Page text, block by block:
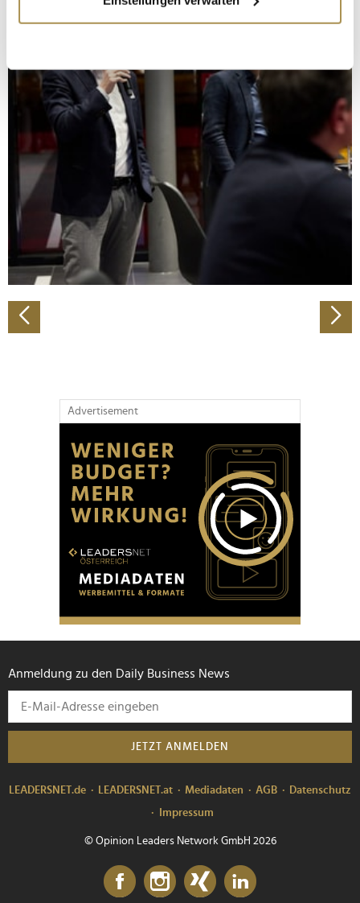
Informationen über Ihre geografische Lage
erfassen, welche bis auf einige Meter genau sein
bestimmten Merkmalen (Fingerprinting) identifizieren
Erfahren Sie mehr darüber, wie Ihre persönlichen Daten
verarbeitet werden, und legen Sie Ihre Präferenzen im
Abschnitt Einzelheiten
fest.
Wir verwenden Cookies, um Inhalte und Anzeigen zu
personalisieren, Funktionen für soziale Medien anbieten
zu können und die Zugriffe auf unsere Website zu
analysieren. Außerdem geben wir Informationen zu Ihrer
Verwendung unserer Website an unsere Partner für
soziale Medien, Werbung und Analysen weiter. Unsere
Partner führen diese Informationen möglicherweise mit
weiteren Daten zusammen, die Sie ihnen bereitgestellt
Advertisement
Anmeldung zu den Daily Business News
JETZT ANMELDEN
LEADERSNET.de LEADERSNET.at Mediadaten AGB
Datenschutz
Impressum
© Opinion Leaders Network GmbH 2026